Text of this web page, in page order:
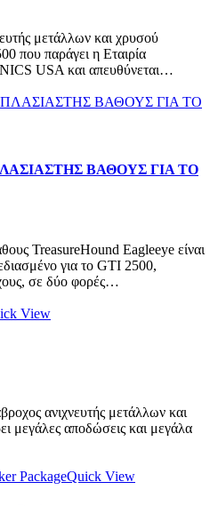
μετάλλων και χρυσού
που παράγει η Εταιρία
USA και απευθύνεται…
ΒΑΘΟΥΣ ΓΙΑ ΤΟ
TreasureHound Eagleeye είναι
για το GTI 2500,
σε δύο φορές…
View
ανιχνευτής μετάλλων και
μεγάλες αποδώσεις και μεγάλα
Quick View